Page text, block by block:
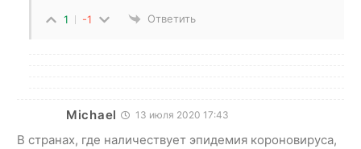
1 -1 Ответить
Michael 13 июля 2020 17:43
В странах, где наличествует эпидемия короновируса,